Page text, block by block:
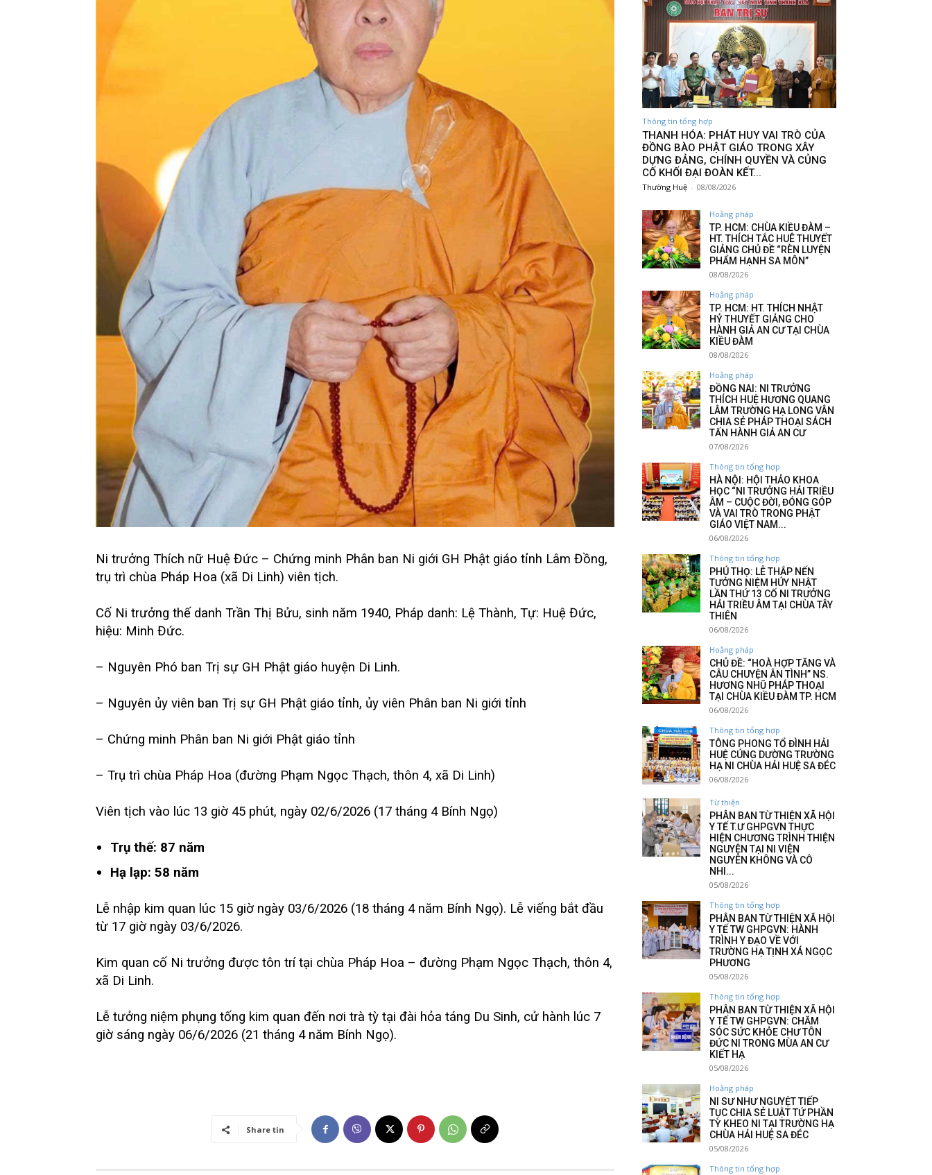
Ni trưởng Thích nữ Huệ Đức – Chứng minh Phân ban Ni giới GH Phật giáo tỉnh Lâm Đồng,
trụ trì chùa Pháp Hoa (xã Di Linh) viên tịch.
Cố Ni trưởng thế danh Trần Thị Bửu, sinh năm 1940, Pháp danh: Lệ Thành, Tự: Huệ Đức,
hiệu: Minh Đức.
– Nguyên Phó ban Trị sự GH Phật giáo huyện Di Linh.
– Nguyên ủy viên ban Trị sự GH Phật giáo tỉnh, ủy viên Phân ban Ni giới tỉnh
– Chứng minh Phân ban Ni giới Phật giáo tỉnh
– Trụ trì chùa Pháp Hoa (đường Phạm Ngọc Thạch, thôn 4, xã Di Linh)
Viên tịch vào lúc 13 giờ 45 phút, ngày 02/6/2026 (17 tháng 4 Bính Ngọ)
Trụ thế: 87 năm
Hạ lạp: 58 năm
Lễ nhập kim quan lúc 15 giờ ngày 03/6/2026 (18 tháng 4 năm Bính Ngọ). Lễ viếng bắt đầu
từ 17 giờ ngày 03/6/2026.
Kim quan cố Ni trưởng được tôn trí tại chùa Pháp Hoa – đường Phạm Ngọc Thạch, thôn 4,
xã Di Linh.
Lễ tưởng niệm phụng tống kim quan đến nơi trà tỳ tại đài hỏa táng Du Sinh, cử hành lúc 7
giờ sáng ngày 06/6/2026 (21 tháng 4 năm Bính Ngọ).
Share tin
Thông tin tổng hợp
THANH HÓA: PHÁT HUY VAI TRÒ CỦA
ĐỒNG BÀO PHẬT GIÁO TRONG XÂY
DỰNG ĐẢNG, CHÍNH QUYỀN VÀ CỦNG
CỐ KHỐI ĐẠI ĐOÀN KẾT...
Thường Huệ - 08/08/2026
Hoằng pháp
TP. HCM: CHÙA KIỀU ĐÀM –
HT. THÍCH TẮC HUÊ THUYẾT
GIẢNG CHỦ ĐỀ “RÈN LUYỆN
PHẨM HẠNH SA MÔN”
08/08/2026
Hoằng pháp
TP. HCM: HT. THÍCH NHẬT
HỶ THUYẾT GIẢNG CHO
HÀNH GIẢ AN CƯ TẠI CHÙA
KIỀU ĐÀM
08/08/2026
Hoằng pháp
ĐỒNG NAI: NI TRƯỞNG
THÍCH HUỆ HƯƠNG QUANG
LÂM TRƯỜNG HẠ LONG VÂN
CHIA SẺ PHÁP THOẠI SÁCH
TẤN HÀNH GIẢ AN CƯ
07/08/2026
Thông tin tổng hợp
HÀ NỘI: HỘI THẢO KHOA
HỌC “NI TRƯỞNG HẢI TRIỀU
ÂM – CUỘC ĐỜI, ĐÓNG GÓP
VÀ VAI TRÒ TRONG PHẬT
GIÁO VIỆT NAM...
06/08/2026
Thông tin tổng hợp
PHÚ THỌ: LỄ THẮP NẾN
TƯỞNG NIỆM HÚY NHẬT
LẦN THỨ 13 CỐ NI TRƯỞNG
HẢI TRIỀU ÂM TẠI CHÙA TÂY
THIÊN
06/08/2026
Hoằng pháp
CHỦ ĐỀ: “HOÀ HỢP TĂNG VÀ
CÂU CHUYỆN ÂN TÌNH” NS.
HƯƠNG NHŨ PHÁP THOẠI
TẠI CHÙA KIỀU ĐÀM TP. HCM
06/08/2026
Thông tin tổng hợp
TÔNG PHONG TỔ ĐÌNH HẢI
HUỆ CÚNG DƯỜNG TRƯỜNG
HẠ NI CHÙA HẢI HUỆ SA ĐÉC
06/08/2026
Từ thiện
PHÂN BAN TỪ THIỆN XÃ HỘI
Y TẾ T.Ư GHPGVN THỰC
HIỆN CHƯƠNG TRÌNH THIỆN
NGUYỆN TẠI NI VIỆN
NGUYÊN KHÔNG VÀ CÔ
NHI...
05/08/2026
Thông tin tổng hợp
PHÂN BAN TỪ THIỆN XÃ HỘI
Y TẾ TW GHPGVN: HÀNH
TRÌNH Y ĐẠO VỀ VỚI
TRƯỜNG HẠ TỊNH XÁ NGỌC
PHƯƠNG
05/08/2026
Thông tin tổng hợp
PHÂN BAN TỪ THIỆN XÃ HỘI
Y TẾ TW GHPGVN: CHĂM
SÓC SỨC KHỎE CHƯ TÔN
ĐỨC NI TRONG MÙA AN CƯ
KIẾT HẠ
05/08/2026
Hoằng pháp
NI SƯ NHƯ NGUYỆT TIẾP
TỤC CHIA SẺ LUẬT TỨ PHẦN
TỲ KHEO NI TẠI TRƯỜNG HẠ
CHÙA HẢI HUỆ SA ĐÉC
05/08/2026
Thông tin tổng hợp